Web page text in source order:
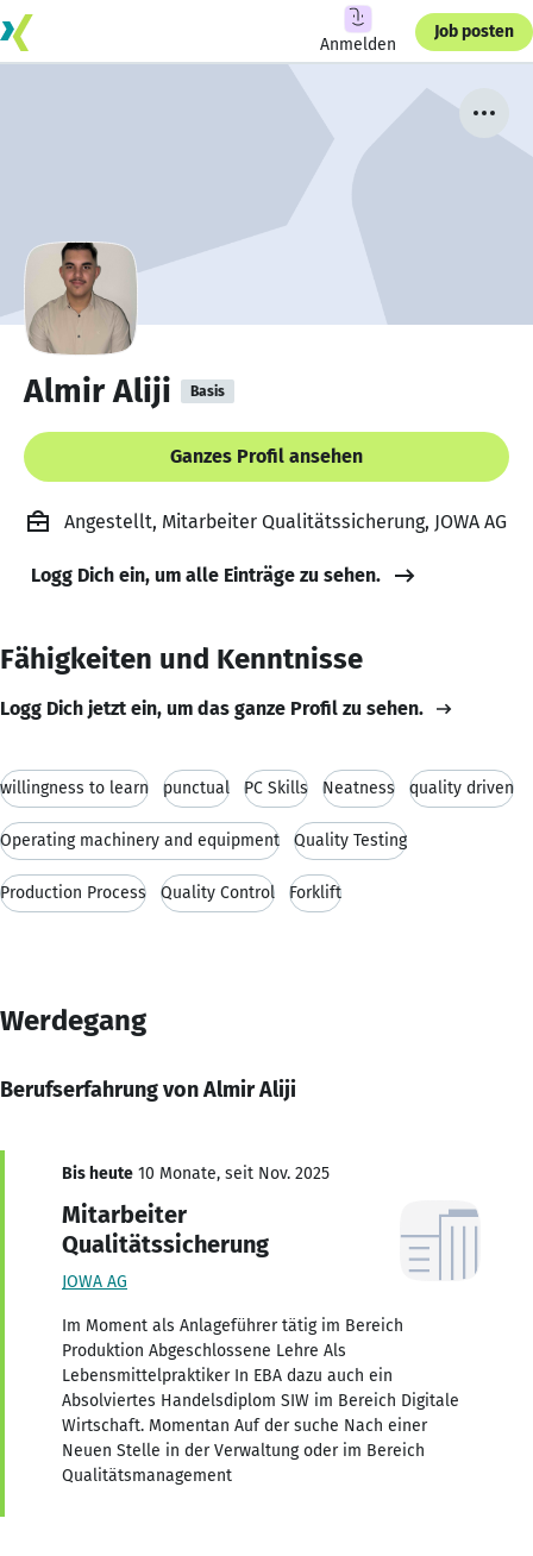
Anmelden
Job posten
Almir Aliji Basis
Ganzes Profil ansehen
Angestellt, Mitarbeiter Qualitätssicherung, JOWA AG
Logg Dich ein, um alle Einträge zu sehen.
Fähigkeiten und Kenntnisse
Logg Dich jetzt ein, um das ganze Profil zu sehen.
willingness to learn punctual PC Skills Neatness quality driven
Operating machinery and equipment Quality Testing
Production Process Quality Control Forklift
Werdegang
Berufserfahrung von Almir Aliji
Bis heute 10 Monate, seit Nov. 2025
Mitarbeiter
Qualitätssicherung
JOWA AG
Im Moment als Anlageführer tätig im Bereich
Produktion Abgeschlossene Lehre Als
Lebensmittelpraktiker In EBA dazu auch ein
Absolviertes Handelsdiplom SIW im Bereich Digitale
Wirtschaft. Momentan Auf der suche Nach einer
Neuen Stelle in der Verwaltung oder im Bereich
Qualitätsmanagement